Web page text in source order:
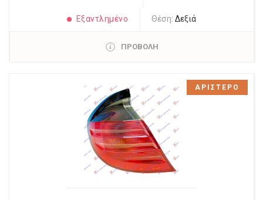
Εξαντλημένο Θέση:Δεξιά
ΠΡΟΒΟΛΗ
ΑΡΙΣΤΕΡΟ